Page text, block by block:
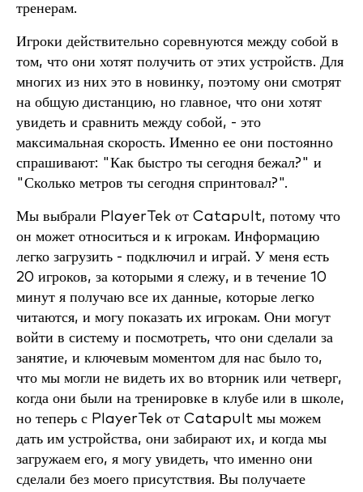
тренерам.
Игроки действительно соревнуются между собой в
том, что они хотят получить от этих устройств. Для
многих из них это в новинку, поэтому они смотрят
на общую дистанцию, но главное, что они хотят
увидеть и сравнить между собой, - это
максимальная скорость. Именно ее они постоянно
спрашивают: "Как быстро ты сегодня бежал?" и
"Сколько метров ты сегодня спринтовал?".
Мы выбрали PlayerTek от Catapult, потому что
он может относиться и к игрокам. Информацию
легко загрузить - подключил и играй. У меня есть
20 игроков, за которыми я слежу, и в течение 10
минут я получаю все их данные, которые легко
читаются, и могу показать их игрокам. Они могут
войти в систему и посмотреть, что они сделали за
занятие, и ключевым моментом для нас было то,
что мы могли не видеть их во вторник или четверг,
когда они были на тренировке в клубе или в школе,
но теперь с PlayerTek от Catapult мы можем
дать им устройства, они забирают их, и когда мы
загружаем его, я могу увидеть, что именно они
сделали без моего присутствия. Вы получаете